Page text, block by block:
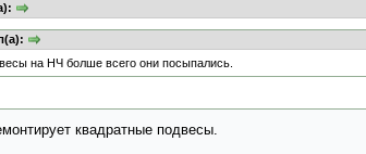
на НЧ болше всего они посыпались.
квадратные подвесы.